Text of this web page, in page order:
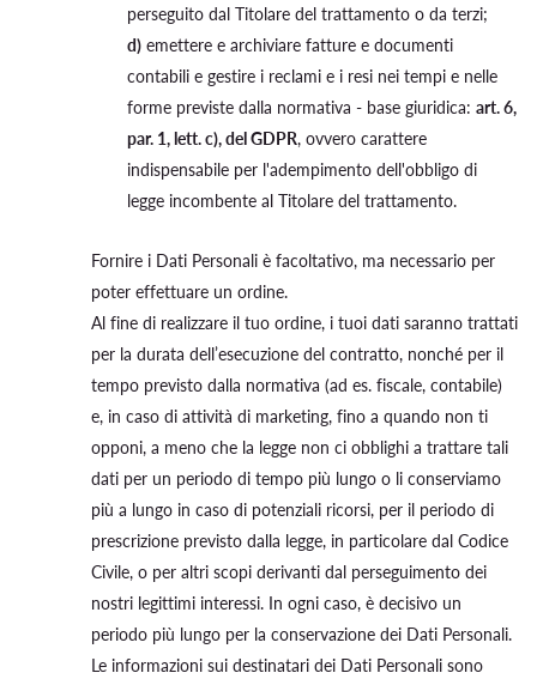
perseguito dal Titolare del trattamento o da terzi;
d) emettere e archiviare fatture e documenti
contabili e gestire i reclami e i resi nei tempi e nelle
forme previste dalla normativa - base giuridica: art. 6,
par. 1, lett. c), del GDPR, ovvero carattere
indispensabile per l'adempimento dell'obbligo di
legge incombente al Titolare del trattamento.
Fornire i Dati Personali è facoltativo, ma necessario per
poter effettuare un ordine.
Al fine di realizzare il tuo ordine, i tuoi dati saranno trattati
per la durata dell’esecuzione del contratto, nonché per il
tempo previsto dalla normativa (ad es. fiscale, contabile)
e, in caso di attività di marketing, fino a quando non ti
opponi, a meno che la legge non ci obblighi a trattare tali
dati per un periodo di tempo più lungo o li conserviamo
più a lungo in caso di potenziali ricorsi, per il periodo di
prescrizione previsto dalla legge, in particolare dal Codice
Civile, o per altri scopi derivanti dal perseguimento dei
nostri legittimi interessi. In ogni caso, è decisivo un
periodo più lungo per la conservazione dei Dati Personali.
Le informazioni sui destinatari dei Dati Personali sono